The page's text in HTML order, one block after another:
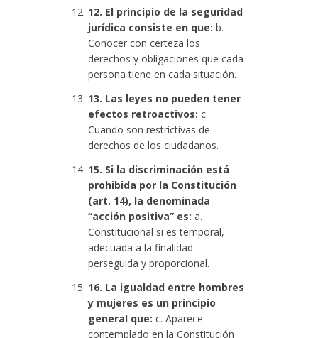
12. El principio de la seguridad
jurídica consiste en que: b.
Conocer con certeza los
derechos y obligaciones que cada
persona tiene en cada situación.
13. Las leyes no pueden tener
efectos retroactivos: c.
Cuando son restrictivas de
derechos de los ciudadanos.
15. Si la discriminación está
prohibida por la Constitución
(art. 14), la denominada
“acción positiva” es: a.
Constitucional si es temporal,
adecuada a la finalidad
perseguida y proporcional.
16. La igualdad entre hombres
y mujeres es un principio
general que: c. Aparece
contemplado en la Constitución